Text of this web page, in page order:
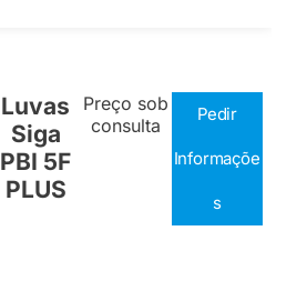
Luvas
Siga
PBI 5F
PLUS
Preço sob
consulta
Pedir
Informaçõe
s